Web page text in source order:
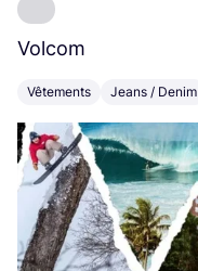
Volcom
Vêtements Jeans / Denim